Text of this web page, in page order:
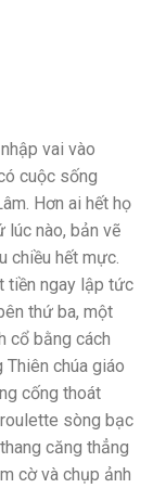
vai vào
cuộc sống
Hơn ai hết họ
lúc nào, bản vẽ
chiều hết mực.
tiền ngay lập tức
thứ ba, một
cổ bằng cách
chúa giáo
cống thoát
sòng bạc
căng thẳng
cờ và chụp ảnh